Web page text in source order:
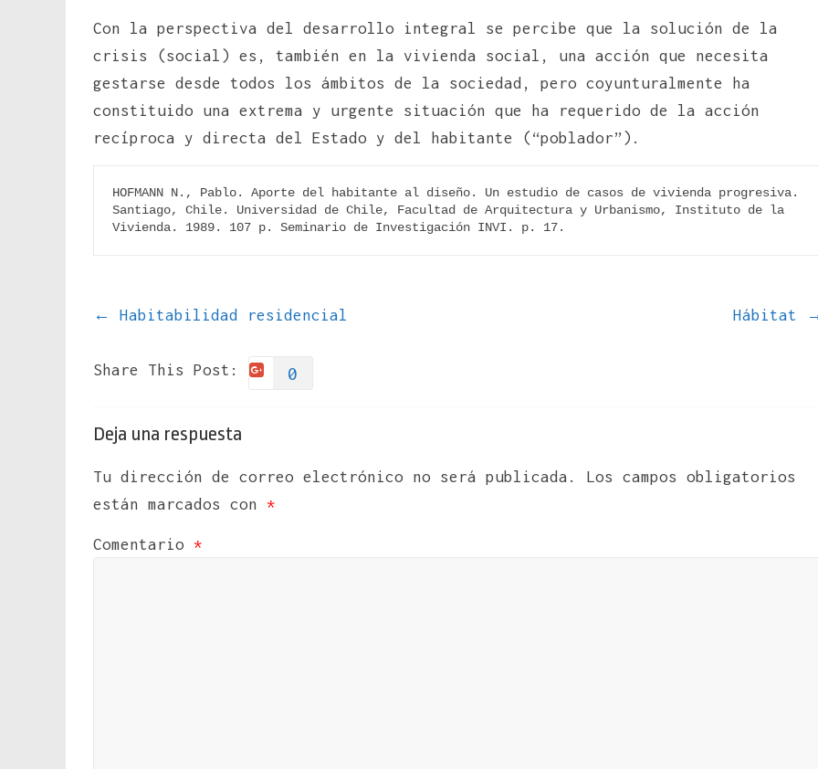
Con la perspectiva del desarrollo integral se percibe que la solución de la
crisis (social) es, también en la vivienda social, una acción que necesita
gestarse desde todos los ámbitos de la sociedad, pero coyunturalmente ha
constituido una extrema y urgente situación que ha requerido de la acción
recíproca y directa del Estado y del habitante (“poblador”).
HOFMANN N., Pablo. Aporte del habitante al diseño. Un estudio de casos de vivienda progresiva.
Santiago, Chile. Universidad de Chile, Facultad de Arquitectura y Urbanismo, Instituto de la
Vivienda. 1989. 107 p. Seminario de Investigación INVI. p. 17.
← Habitabilidad residencial Hábitat
Share This Post: 0
Deja una respuesta
Tu dirección de correo electrónico no será publicada.
Los campos obligatorios
están marcados con *
Comentario *